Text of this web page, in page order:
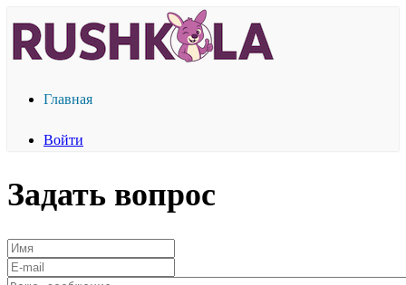
Главная
Войти
Задать вопрос